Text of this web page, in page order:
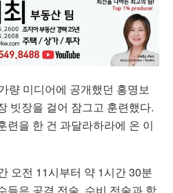
량 미디어에 공개했던 홍명보
빗장을 걸어 잠그고 훈련했다.
련을 한 건 과달라하라에 온 이
오전 11시부터 약 1시간 30분
들은 공격 전술, 수비 전술과 함